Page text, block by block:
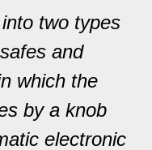
two types
and
which the
by a knob
electronic